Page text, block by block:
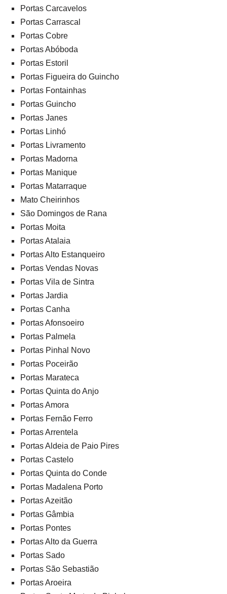
Portas Carcavelos
Portas Carrascal
Portas Cobre
Portas Abóboda
Portas Estoril
Portas Figueira do Guincho
Portas Fontainhas
Portas Guincho
Portas Janes
Portas Linhó
Portas Livramento
Portas Madorna
Portas Manique
Portas Matarraque
Mato Cheirinhos
São Domingos de Rana
Portas Moita
Portas Atalaia
Portas Alto Estanqueiro
Portas Vendas Novas
Portas Vila de Sintra
Portas Jardia
Portas Canha
Portas Afonsoeiro
Portas Palmela
Portas Pinhal Novo
Portas Poceirão
Portas Marateca
Portas Quinta do Anjo
Portas Amora
Portas Fernão Ferro
Portas Arrentela
Portas Aldeia de Paio Pires
Portas Castelo
Portas Quinta do Conde
Portas Madalena Porto
Portas Azeitão
Portas Gâmbia
Portas Pontes
Portas Alto da Guerra
Portas Sado
Portas São Sebastião
Portas Aroeira